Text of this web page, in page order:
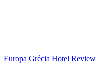
Europa Grécia Hotel Review